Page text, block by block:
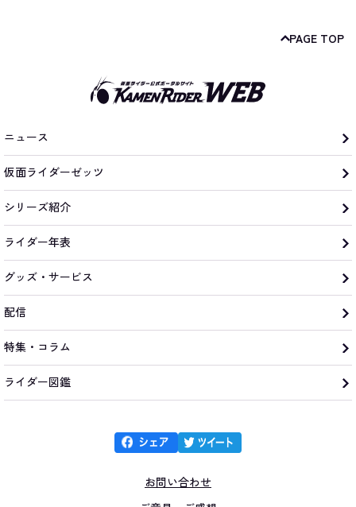
PAGE TOP
ニュース
仮面ライダーゼッツ
シリーズ紹介
ライダー年表
グッズ・サービス
配信
特集・コラム
ライダー図鑑
お問い合わせ